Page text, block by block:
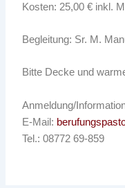
Kosten: 25,00 € inkl.
Begleitung: Sr. M.
Bitte Decke und
Anmeldung/
E-Mail:
Tel.: 08772 69-859